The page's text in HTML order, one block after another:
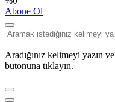
Abone Ol
Aradığınız kelimeyi yazın
butonuna tıklayın.